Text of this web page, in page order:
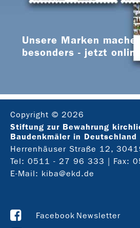
Unsere Marken
besonders - jetzt
Copyright © 2026
Stiftung zur Bewahrung
Baudenkmäler in Deutschland
Herrenhäuser Straße 12,
Tel: 0511 - 27 96 333
| Fax:
E-Mail: kiba@ekd.de
Facebook Newsletter